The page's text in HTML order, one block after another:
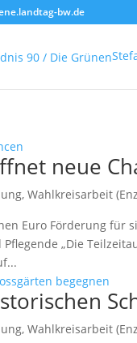
bw.de
neue
,Wahlkreisarbeit
Euro Förderung für
„Die
,Wahlkreisarbeit